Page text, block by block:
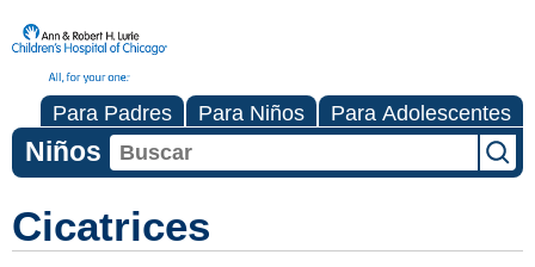
Para Padres Para Niños Para Adolescentes
Niños
Cicatrices